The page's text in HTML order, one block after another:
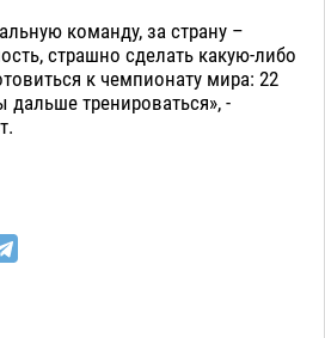
команду, за страну –
страшно сделать какую-либо
к чемпионату мира: 22
дальше тренироваться», -